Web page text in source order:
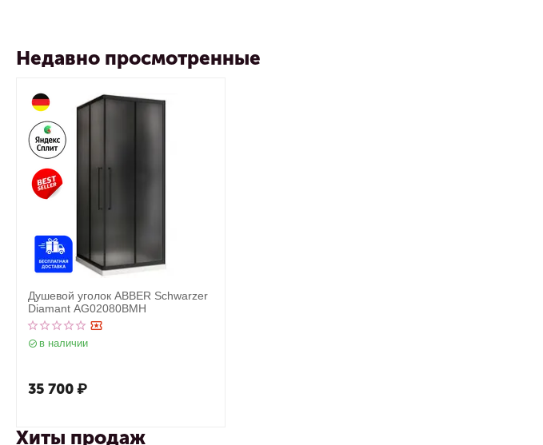
Недавно просмотренные
Душевой уголок ABBER Schwarzer
Diamant AG02080BMH
в наличии
35 700₽
Хиты продаж